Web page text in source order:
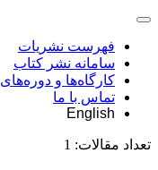
فهرست نشریات
سامانه نشر کتاب
کارگاه‌ها و
تماس با ما
English
تعداد مقالات: 1